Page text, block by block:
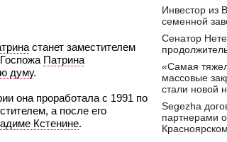
станет заместителем
Патрина
думу.
она проработала с 1991 по
а после его
Кстенине.
Инвестор из
семенной
Сенатор
«Самая
массовые
стали новой
Segezha
партнерами